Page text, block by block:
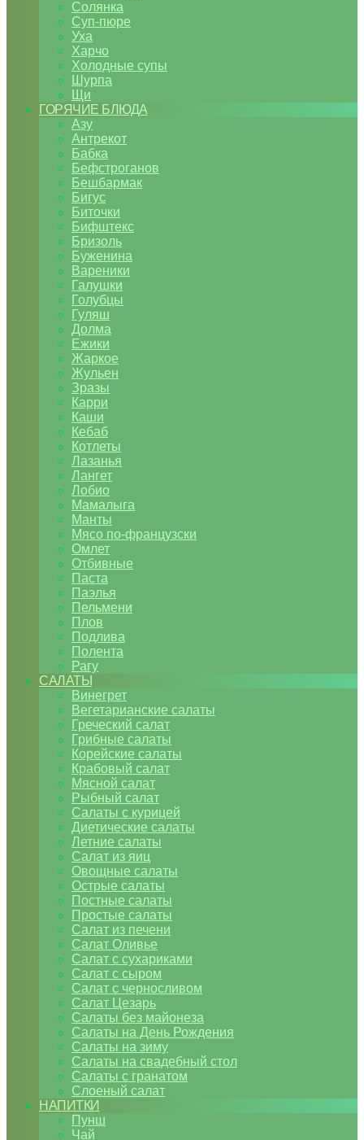
Солянка
Суп-пюре
Уха
Харчо
Холодные супы
Шурпа
Щи
ГОРЯЧИЕ БЛЮДА
Азу
Антрекот
Бабка
Бефстроганов
Бешбармак
Бигус
Биточки
Бифштекс
Бризоль
Буженина
Вареники
Галушки
Голубцы
Гуляш
Долма
Ежики
Жаркое
Жульен
Зразы
Карри
Каши
Кебаб
Котлеты
Лазанья
Лангет
Лобио
Мамалыга
Манты
Мясо по-французски
Омлет
Отбивные
Паста
Паэлья
Пельмени
Плов
Подлива
Полента
Рагу
САЛАТЫ
Винегрет
Вегетарианские салаты
Греческий салат
Грибные салаты
Корейские салаты
Крабовый салат
Мясной салат
Рыбный салат
Салаты с курицей
Диетические салаты
Летние салаты
Салат из яиц
Овощные салаты
Острые салаты
Постные салаты
Простые салаты
Салат из печени
Салат Оливье
Салат с сухариками
Салат с сыром
Салат с черносливом
Салат Цезарь
Салаты без майонеза
Салаты на День Рождения
Салаты на зиму
Салаты на свадебный стол
Салаты с гранатом
Слоеный салат
НАПИТКИ
Пунш
Чай